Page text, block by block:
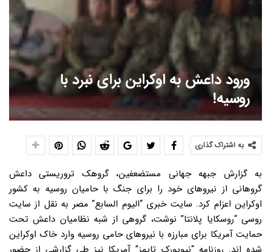
ورود داعش به اوکراین برای نبرد با
روسیه!
به اشتراک گذاری
به گزارش جبهه جهانی مستضعفین، گروهک تروریستی داعش
گروهانی از نیروهای خود را برای جنگ با حامیان روسیه به کشور
اوکراین اعزام کرد. سایت خبری “الیوم السابع” مصر به نقل از سایت
روسی “روسکایا پلانتا” نوشت، گروهی از شبه نظامیان داعش تحت
حمایت آمریکا برای مبارزه با نیروهای حامی روسیه وارد خاک اوکراین